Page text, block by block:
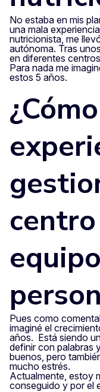
No estaba en mis
una mala
nutricionista, me
autónoma. Tras
en diferentes
Para nada me
estos 5 años.
Pues como
imaginé el
años. Está siendo
definir con palabras
buenos, pero
mucho estrés.
Actualmente, estoy
conseguido y por el